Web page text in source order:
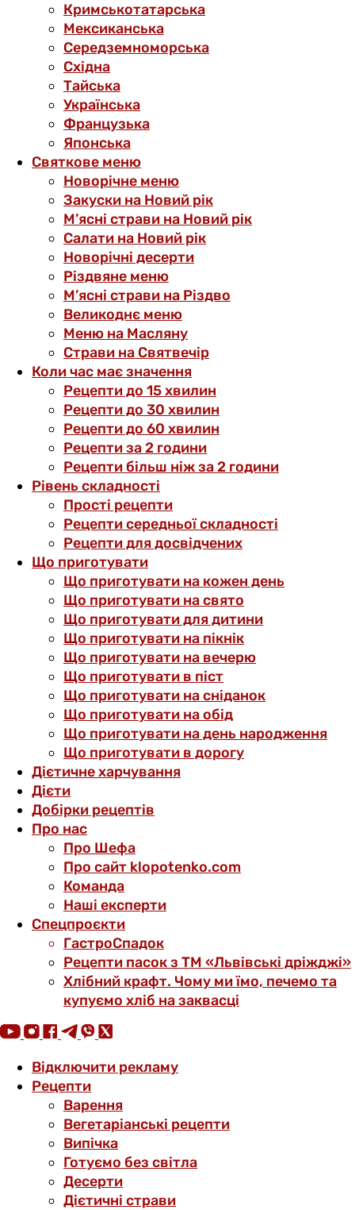
Кримськотатарська
Мексиканська
Середземноморська
Східна
Тайська
Українська
Французька
Японська
Святкове меню
Новорічне меню
Закуски на Новий рік
М’ясні страви на Новий рік
Салати на Новий рік
Новорічні десерти
Різдвяне меню
М’ясні страви на Різдво
Великоднє меню
Меню на Масляну
Страви на Святвечір
Коли час має значення
Рецепти до 15 хвилин
Рецепти до 30 хвилин
Рецепти до 60 хвилин
Рецепти за 2 години
Рецепти більш ніж за 2 години
Рівень складності
Прості рецепти
Рецепти середньої складності
Рецепти для досвідчених
Що приготувати
Що приготувати на кожен день
Що приготувати на свято
Що приготувати для дитини
Що приготувати на пікнік
Що приготувати на вечерю
Що приготувати в піст
Що приготувати на сніданок
Що приготувати на обід
Що приготувати на день народження
Що приготувати в дорогу
Дієтичне харчування
Дієти
Добірки рецептів
Про нас
Про Шефа
Про сайт klopotenko.com
Команда
Наші експерти
Спецпроєкти
ГастроСпадок
Рецепти пасок з ТМ «Львівські дріжджі»
Хлібний крафт. Чому ми їмо, печемо та
купуємо хліб на заквасці
Відключити рекламу
Рецепти
Варення
Вегетаріанські рецепти
Випічка
Готуємо без світла
Десерти
Дієтичні страви